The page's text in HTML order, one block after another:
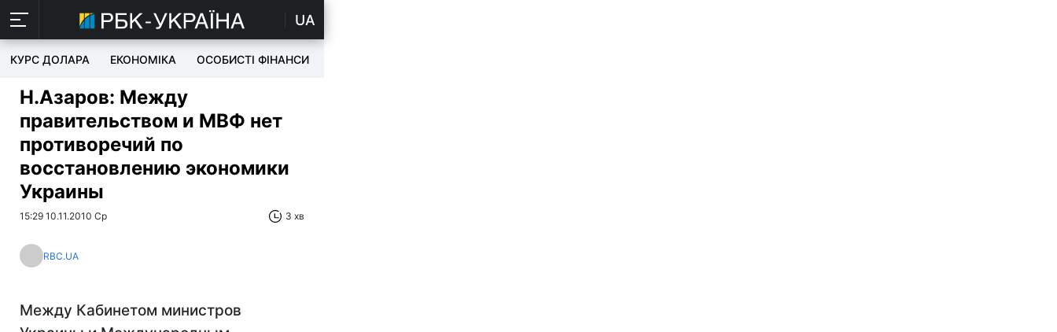
UA
КУРС ДОЛАРА ЕКОНОМІКА ОСОБИСТІ ФІНАНСИ
Н.Азаров: Между
правительством и МВФ нет
противоречий по
восстановлению экономики
Украины
15:29 10.11.2010 Ср 3 хв
RBC.UA
Между Кабинетом министров